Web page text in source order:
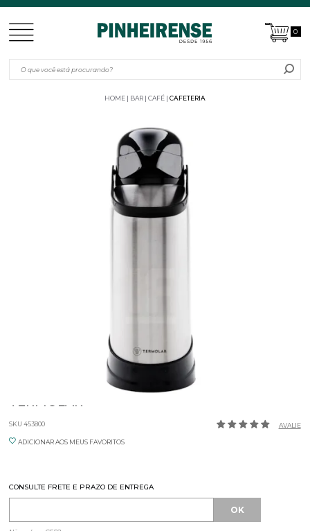
0
HOME BAR | CAFÉ CAFETERIA
GARRAFA TERMICA 1,9L REVOLUTION
TERMOLAR
SKU 453800 AVALIE
ADICIONAR AOS MEUS FAVORITOS
CONSULTE FRETE E PRAZO DE ENTREGA